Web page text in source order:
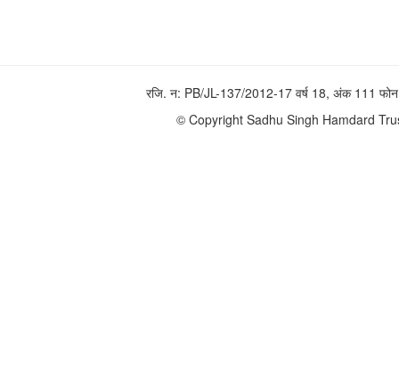
रजि. न: PB/JL-137/2012-17 वर्ष 18, अंक 111
© Copyright Sadhu Singh Hamdard